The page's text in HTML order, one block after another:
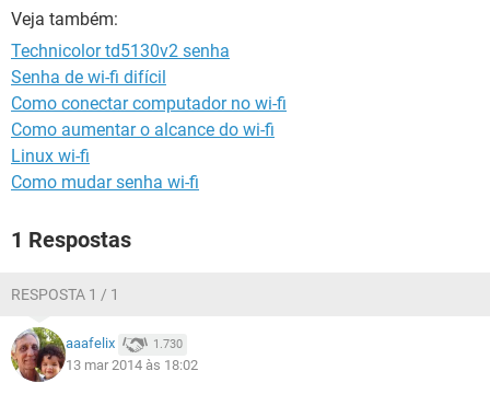
Veja também:
Technicolor td5130v2 senha
Senha de wi-fi difícil
Como conectar computador no wi-fi
Como aumentar o alcance do wi-fi
Linux wi-fi
Como mudar senha wi-fi
1 Respostas
RESPOSTA 1 / 1
aaafelix 1.730
13 mar 2014 às 18:02